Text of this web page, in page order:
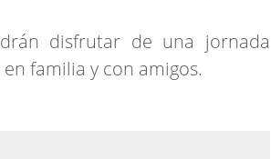
disfrutar de una jornada
familia y con amigos.